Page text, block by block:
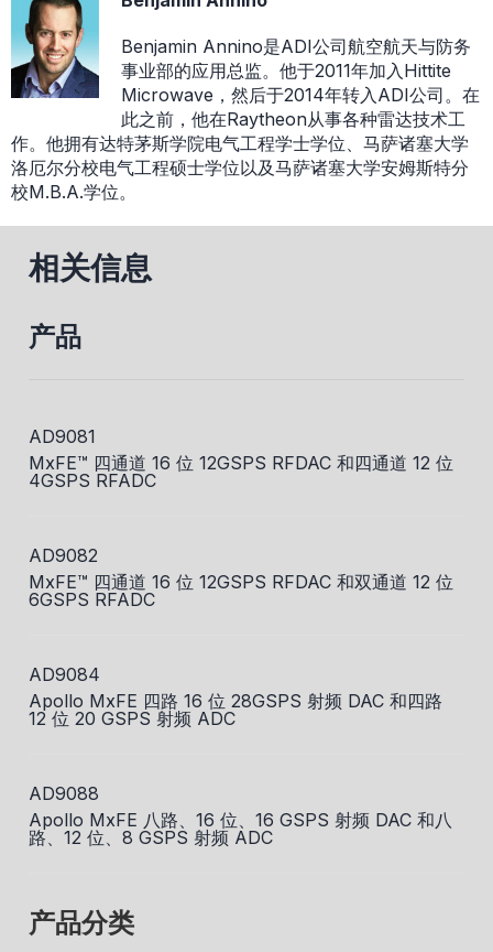
Benjamin Annino是ADI公司航空航天与防务
事业部的应用总监。他于2011年加入Hittite
Microwave，然后于2014年转入ADI公司。在
此之前，他在Raytheon从事各种雷达技术工
作。他拥有达特茅斯学院电气工程学士学位、马萨诸塞大学
洛厄尔分校电气工程硕士学位以及马萨诸塞大学安姆斯特分
校M.B.A.学位。
相关信息
产品
AD9081
MxFE™ 四通道 16 位 12GSPS RFDAC 和四通道 12 位
4GSPS RFADC
AD9082
MxFE™ 四通道 16 位 12GSPS RFDAC 和双通道 12 位
6GSPS RFADC
AD9084
Apollo MxFE 四路 16 位 28GSPS 射频 DAC 和四路
12 位 20 GSPS 射频 ADC
AD9088
Apollo MxFE 八路、16 位、16 GSPS 射频 DAC 和八
路、12 位、8 GSPS 射频 ADC
产品分类